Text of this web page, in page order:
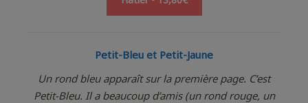
Petit-Bleu et Petit-Jaune
Un rond bleu apparaît sur la première page. C’est
Petit-Bleu. Il a beaucoup d’amis (un rond rouge, un